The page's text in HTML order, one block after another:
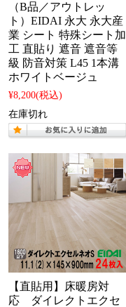
（B品／アウトレッ
ト）EIDAI 永大 永大産
業 シート 特殊シート加
工 直貼り 遮音 遮音等
級 防音対策 L45 1本溝
ホワイトベージュ
¥8,200(税込)
在庫切れ
【直貼用】床暖房対
応 ダイレクトエクセ